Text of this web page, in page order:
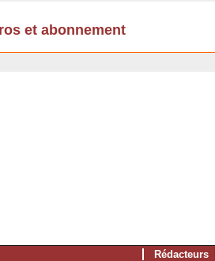
et abonnement
Rédacteurs